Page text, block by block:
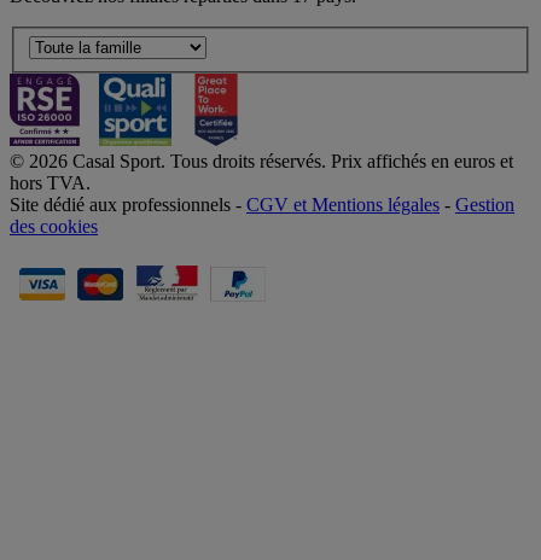
© 2026 Casal Sport. Tous droits réservés. Prix affichés en euros et
hors TVA.
Site dédié aux professionnels - CGV et Mentions légales - Gestion
des cookies